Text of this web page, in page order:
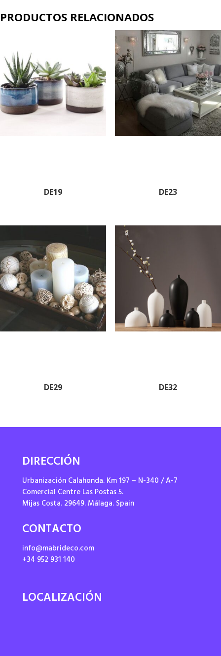
PRODUCTOS RELACIONADOS
DE19 DE23
DE29 DE32
DIRECCIÓN
Urbanización Calahonda. Km 197 – N-340 / A-7
Comercial Centre Las Postas 5.
Mijas Costa. 29649. Málaga. Spain
CONTACTO
info@mabrideco.com
+34 952 931 140
LOCALIZACIÓN